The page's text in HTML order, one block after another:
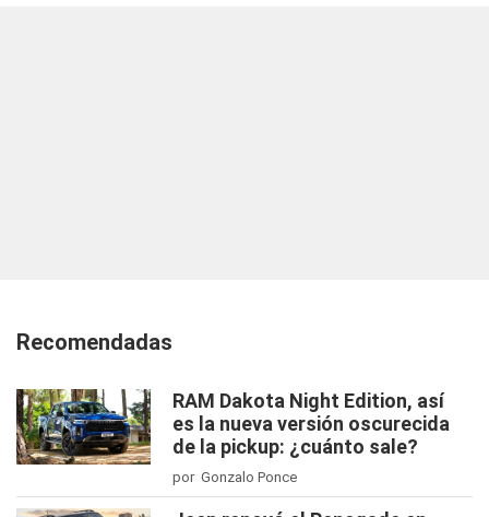
Recomendadas
RAM Dakota Night Edition, así
es la nueva versión oscurecida
de la pickup: ¿cuánto sale?
por Gonzalo Ponce